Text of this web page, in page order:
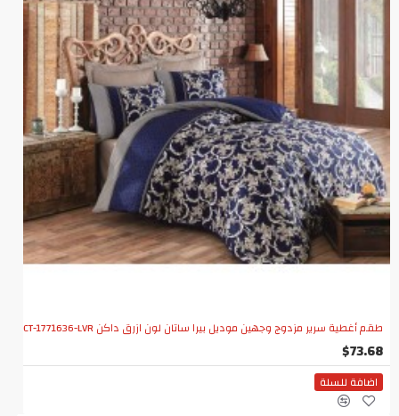
طقم أغطية سرير مزدوج وجهين موديل بيرا ساتان لون ازرق داكن CT-1771636-LVR
$73.68
اضافة للسلة